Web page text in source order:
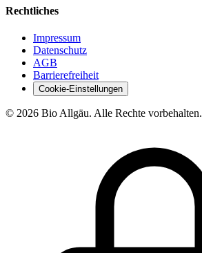
Rechtliches
Impressum
Datenschutz
AGB
Barrierefreiheit
Cookie-Einstellungen
© 2026 Bio Allgäu. Alle Rechte vorbehalten.